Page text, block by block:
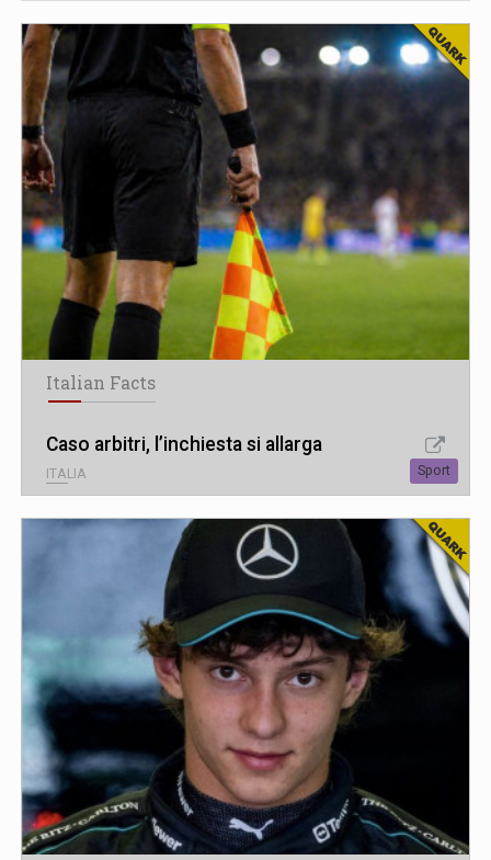
Italian Facts
Caso arbitri, l’inchiesta si allarga
ITALIA Sport